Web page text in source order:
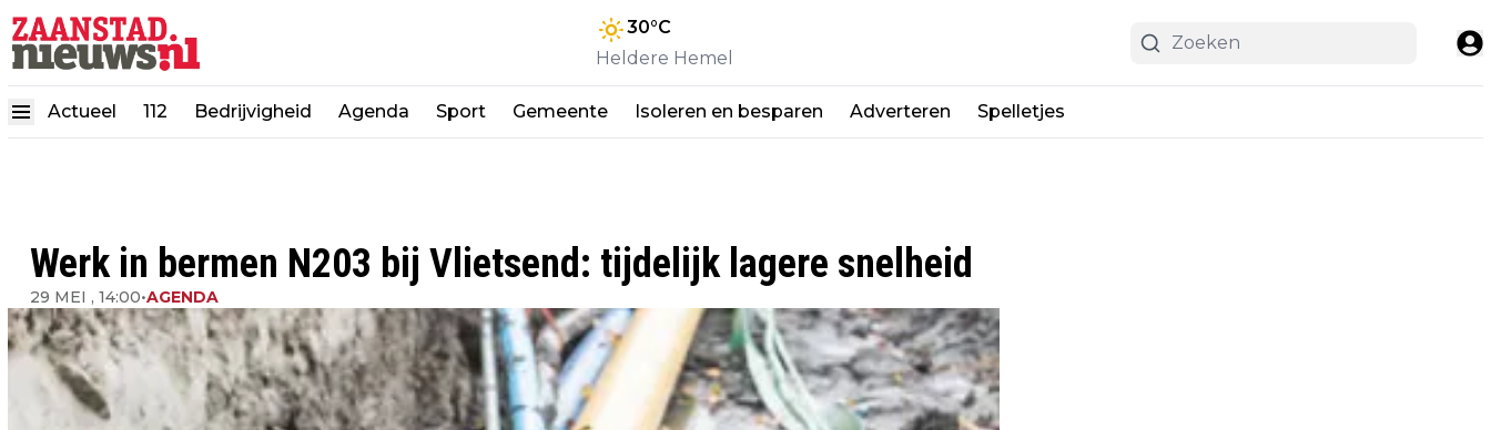
30°C
Heldere Hemel
Actueel 112 Bedrijvigheid Agenda Sport Gemeente Isoleren en besparen Adverteren Spelletjes
Werk in bermen N203 bij Vlietsend: tijdelijk lagere snelheid
29 MEI , 14:00•AGENDA